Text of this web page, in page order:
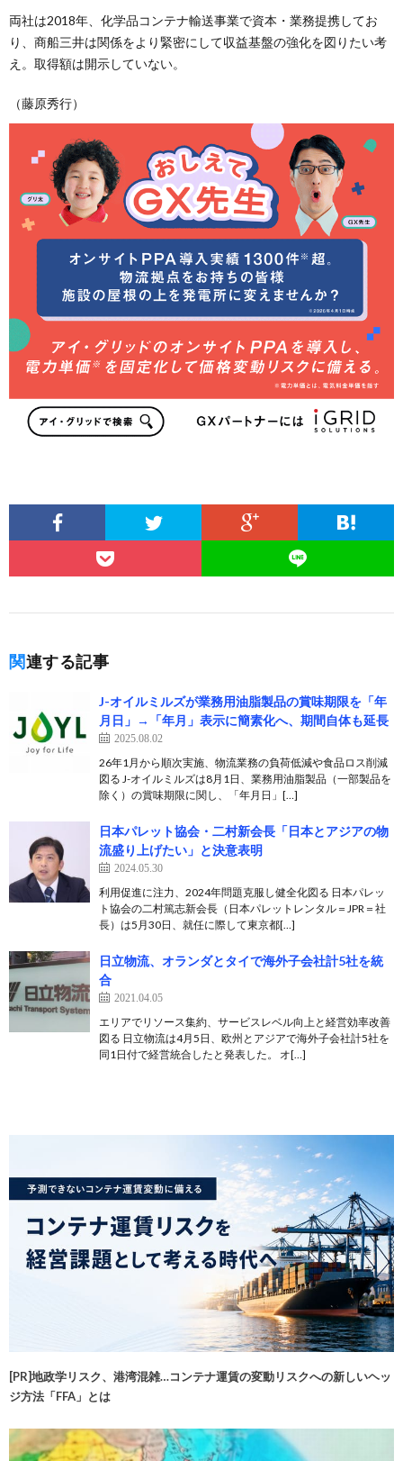
両社は2018年、化学品コンテナ輸送事業で資本・業務提携してお
り、商船三井は関係をより緊密にして収益基盤の強化を図りたい考
え。取得額は開示していない。
（藤原秀行）
関連する記事
J-オイルミルズが業務用油脂製品の賞味期限を「年
月日」→「年月」表示に簡素化へ、期間自体も延長
2025.08.02
26年1月から順次実施、物流業務の負荷低減や食品ロス削減
図る J-オイルミルズは8月1日、業務用油脂製品（一部製品を
除く）の賞味期限に関し、「年月日」[…]
日本パレット協会・二村新会長「日本とアジアの物
流盛り上げたい」と決意表明
2024.05.30
利用促進に注力、2024年問題克服し健全化図る 日本パレッ
ト協会の二村篤志新会長（日本パレットレンタル＝JPR＝社
長）は5月30日、就任に際して東京都[…]
日立物流、オランダとタイで海外子会社計5社を統
合
2021.04.05
エリアでリソース集約、サービスレベル向上と経営効率改善
図る 日立物流は4月5日、欧州とアジアで海外子会社計5社を
同1日付で経営統合したと発表した。 オ[…]
[PR]地政学リスク、港湾混雑…コンテナ運賃の変動リスクへの新しいヘッ
ジ方法「FFA」とは